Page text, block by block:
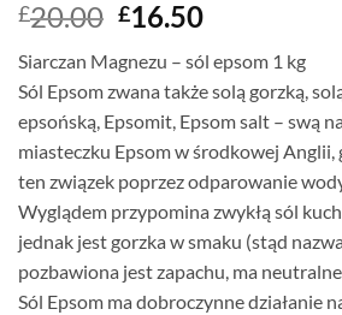
£20.00 Original
was:
£20.00.
£16.50Current
is:
£16.50.
Siarczan Magnezu – sól epsom 1 kg
Sól Epsom zwana także solą gorzką,
epsońską, Epsomit, Epsom salt – swą
miasteczku Epsom w środkowej Anglii,
ten związek poprzez odparowanie
Wyglądem przypomina zwykłą sól
jednak jest gorzka w smaku (stąd
pozbawiona jest zapachu, ma
Sól Epsom ma dobroczynne działanie